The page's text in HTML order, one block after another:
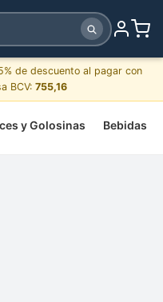
de descuento al pagar con
BCV: 755,16
y Golosinas Bebidas